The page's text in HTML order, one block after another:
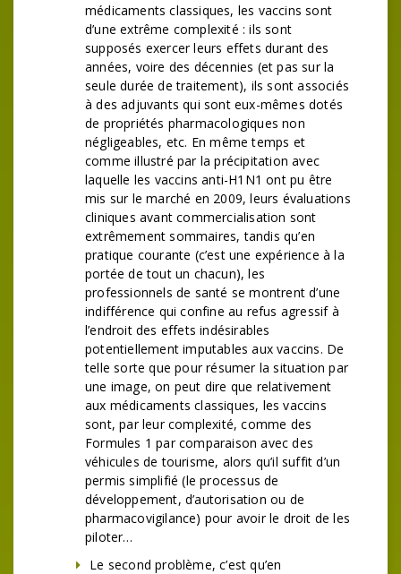
médicaments classiques, les vaccins sont
d’une extrême complexité : ils sont
supposés exercer leurs effets durant des
années, voire des décennies (et pas sur la
seule durée de traitement), ils sont associés
à des adjuvants qui sont eux-mêmes dotés
de propriétés pharmacologiques non
négligeables, etc. En même temps et
comme illustré par la précipitation avec
laquelle les vaccins anti-H1N1 ont pu être
mis sur le marché en 2009, leurs évaluations
cliniques avant commercialisation sont
extrêmement sommaires, tandis qu’en
pratique courante (c’est une expérience à la
portée de tout un chacun), les
professionnels de santé se montrent d’une
indifférence qui confine au refus agressif à
l’endroit des effets indésirables
potentiellement imputables aux vaccins. De
telle sorte que pour résumer la situation par
une image, on peut dire que relativement
aux médicaments classiques, les vaccins
sont, par leur complexité, comme des
Formules 1 par comparaison avec des
véhicules de tourisme, alors qu’il suffit d’un
permis simplifié (le processus de
développement, d’autorisation ou de
pharmacovigilance) pour avoir le droit de les
piloter…
Le second problème, c’est qu’en